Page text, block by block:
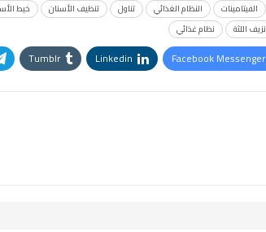
الفيتامينات النظام الغذائي تناول تنظيف الأسنان خيط
نزيف اللثة نظام غذائي
Facebook Messenger
Linkedin
Tumblr